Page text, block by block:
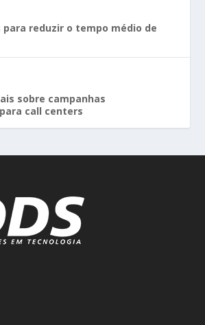
para reduzir o tempo médio de
sobre campanhas
call centers